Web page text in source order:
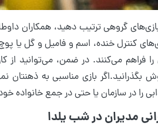
گروهی ترتیب دهید، همکاران
کنترل خنده، اسم و فامیل و گل یا
را فراهم می‌کنند. در ضمن، می‌توانید از
بازی مناسبی به ذهنتان
را در سازمان یا حتی در جمع خانواده